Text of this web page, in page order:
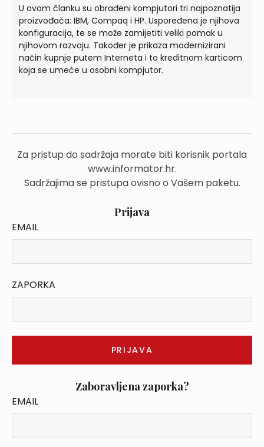
U ovom članku su obrađeni kompjutori tri najpoznatija
proizvođača: IBM, Compaq i HP. Uspoređena je njihova
konfiguracija, te se može zamijetiti veliki pomak u
njihovom razvoju. Također je prikaza modernizirani
način kupnje putem Interneta i to kreditnom karticom
koja se umeće u osobni kompjutor.
Za pristup do sadržaja morate biti korisnik portala
www.informator.hr.
Sadržajima se pristupa ovisno o Vašem paketu.
Prijava
EMAIL
ZAPORKA
Zaboravljena zaporka?
EMAIL